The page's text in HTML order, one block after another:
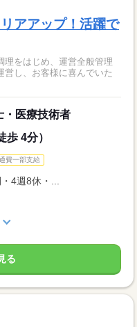
アアップ！活躍で
理をはじめ、運営全般管理
し、お客様に喜んでいた
・医療技術者
4分）
費一部支給
4週8休・...
る